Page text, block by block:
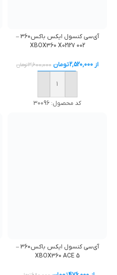
آی‌سی کنسول ایکس باکس360 –
XBOX360 X02127 002
از2,520,000تومان 3,600,000تومان
خرید
کد محصول: 30096
آی‌سی کنسول ایکس باکس360 –
XBOX360 ACE 5